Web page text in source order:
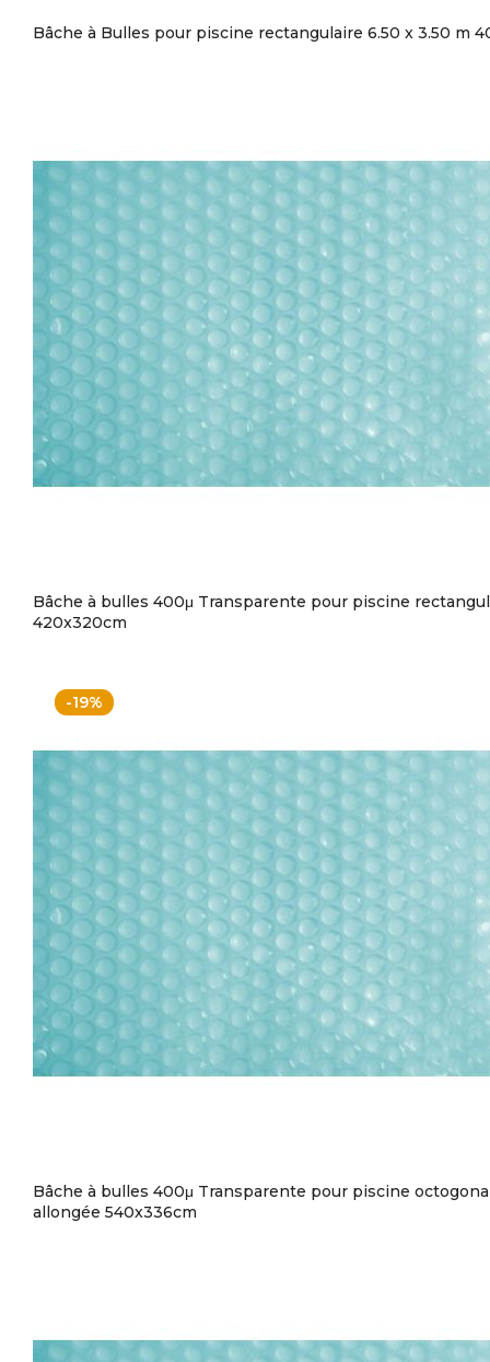
Bâche à Bulles pour piscine rectangulaire 6.50 x 3.50 m
Bâche à bulles 400μ Transparente pour piscine
420x320cm
-19%
Bâche à bulles 400μ Transparente pour piscine
allongée 540x336cm